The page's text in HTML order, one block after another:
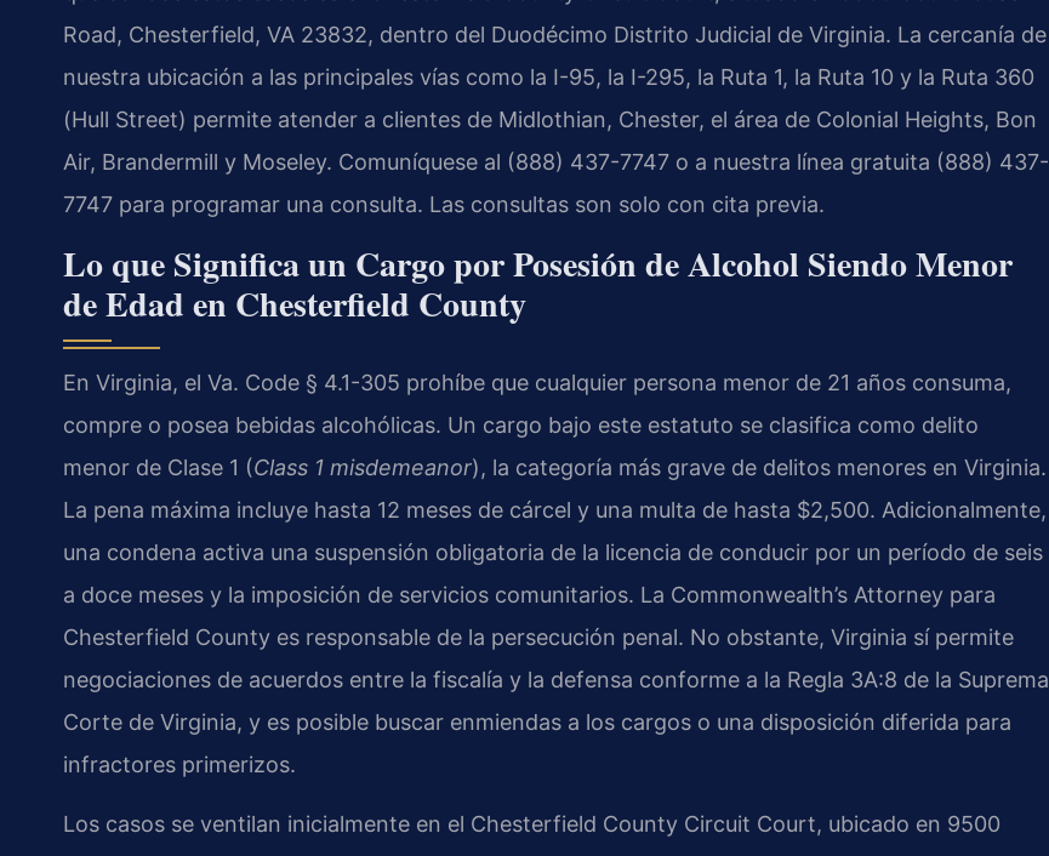
Road, Chesterfield, VA 23832, dentro del Duodécimo Distrito Judicial de Virginia. La cercanía de
nuestra ubicación a las principales vías como la I-95, la I-295, la Ruta 1, la Ruta 10 y la Ruta 360
(Hull Street) permite atender a clientes de Midlothian, Chester, el área de Colonial Heights, Bon
Air, Brandermill y Moseley. Comuníquese al (888) 437-7747 o a nuestra línea gratuita (888) 437-
7747 para programar una consulta. Las consultas son solo con cita previa.
Lo que Significa un Cargo por Posesión de Alcohol Siendo Menor
de Edad en Chesterfield County
En Virginia, el Va. Code § 4.1-305 prohíbe que cualquier persona menor de 21 años consuma,
compre o posea bebidas alcohólicas. Un cargo bajo este estatuto se clasifica como delito
menor de Clase 1 (Class 1 misdemeanor), la categoría más grave de delitos menores en Virginia.
La pena máxima incluye hasta 12 meses de cárcel y una multa de hasta $2,500. Adicionalmente,
una condena activa una suspensión obligatoria de la licencia de conducir por un período de seis
a doce meses y la imposición de servicios comunitarios. La Commonwealth’s Attorney para
Chesterfield County es responsable de la persecución penal. No obstante, Virginia sí permite
negociaciones de acuerdos entre la fiscalía y la defensa conforme a la Regla 3A:8 de la Suprema
Corte de Virginia, y es posible buscar enmiendas a los cargos o una disposición diferida para
infractores primerizos.
Los casos se ventilan inicialmente en el Chesterfield County Circuit Court, ubicado en 9500